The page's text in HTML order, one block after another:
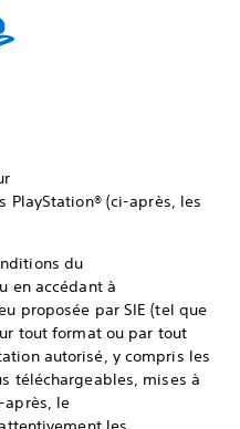
(ci-après, les
du
en accédant à
proposée par SIE (tel que
tout format ou par tout
autorisé, y compris les
téléchargeables, mises à
après, le